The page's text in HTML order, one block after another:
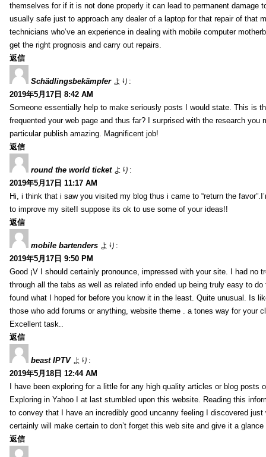
themselves for if it is not done properly it can lead to permanent damage
usually safe just to approach any dealer of a laptop for that repair of that
technicians who’ve an experience in dealing with mobile computer
get the right prognosis and carry out repairs.
返信
Schädlingsbekämpfer より:
2019年5月17日 8:42 AM
Someone essentially help to make seriously posts I would state. This is
frequented your web page and thus far? I surprised with the research you
particular publish amazing. Magnificent job!
返信
round the world ticket より:
2019年5月17日 11:17 AM
Hi, i think that i saw you visited my blog thus i came to “return the
to improve my site!I suppose its ok to use some of your ideas!!
返信
mobile bartenders より:
2019年5月17日 9:50 PM
Good ¡V I should certainly pronounce, impressed with your site. I had no
through all the tabs as well as related info ended up being truly easy to
found what I hoped for before you know it in the least. Quite unusual. Is
those who add forums or anything, website theme . a tones way for your
Excellent task..
返信
beast IPTV より:
2019年5月18日 12:44 AM
I have been exploring for a little for any high quality articles or blog posts
Exploring in Yahoo I at last stumbled upon this website. Reading this
to convey that I have an incredibly good uncanny feeling I discovered
certainly will make certain to don’t forget this web site and give it a
返信